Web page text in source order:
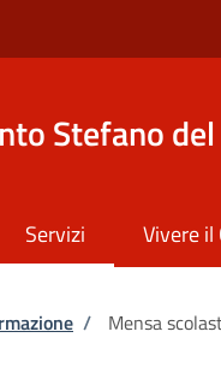
Stefano
Servizi Vivere
/ Mensa